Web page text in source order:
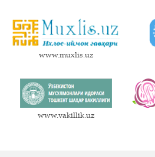
www.muxlis.uz
www.vakillik.uz